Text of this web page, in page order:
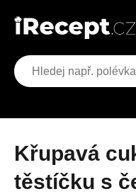
Křupavá cuketa v kefírovém
těstíčku s